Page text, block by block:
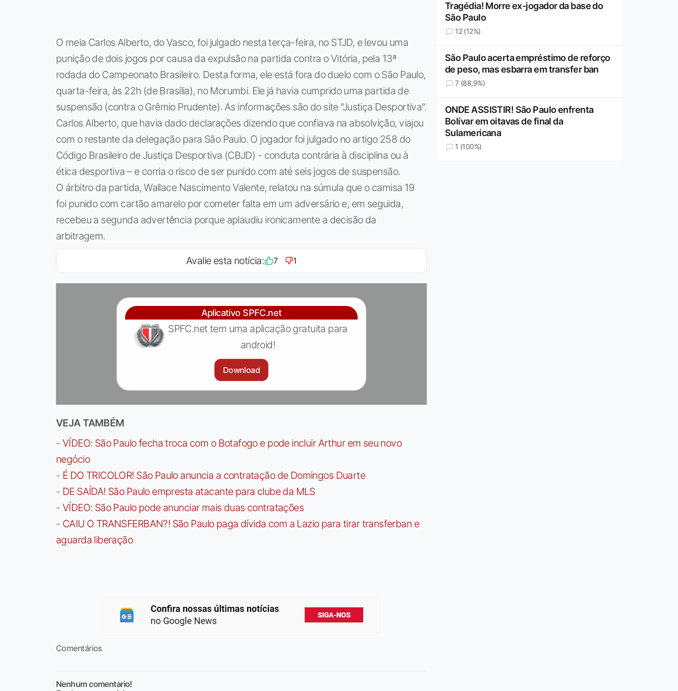
O meia Carlos Alberto, do Vasco, foi julgado nesta terça-feira, no STJD, e levou uma
punição de dois jogos por causa da expulsão na partida contra o Vitória, pela 13ª
rodada do Campeonato Brasileiro. Desta forma, ele está fora do duelo com o São Paulo,
quarta-feira, às 22h (de Brasília), no Morumbi. Ele já havia cumprido uma partida de
suspensão (contra o Grêmio Prudente). As informações são do site "Justiça Desportiva".
Carlos Alberto, que havia dado declarações dizendo que confiava na absolvição, viajou
com o restante da delegação para São Paulo. O jogador foi julgado no artigo 258 do
Código Brasileiro de Justiça Desportiva (CBJD) - conduta contrária à disciplina ou à
ética desportiva – e corria o risco de ser punido com até seis jogos de suspensão.
O árbitro da partida, Wallace Nascimento Valente, relatou na súmula que o camisa 19
foi punido com cartão amarelo por cometer falta em um adversário e, em seguida,
recebeu a segunda advertência porque aplaudiu ironicamente a decisão da
arbitragem.
Avalie esta notícia: 7 1
Aplicativo SPFC.net
SPFC.net tem uma aplicação gratuita para
android!
Download
VEJA TAMBÉM
- VÍDEO: São Paulo fecha troca com o Botafogo e pode incluir Arthur em seu novo
negócio
- É DO TRICOLOR! São Paulo anuncia a contratação de Domingos Duarte
- DE SAÍDA! São Paulo empresta atacante para clube da MLS
- VÍDEO: São Paulo pode anunciar mais duas contratações
- CAIU O TRANSFERBAN?! São Paulo paga dívida com a Lazio para tirar transferban e
aguarda liberação
Comentários
Nenhum comentario!
Tragédia! Morre ex-jogador da base do
São Paulo
12 (12%)
São Paulo acerta empréstimo de reforço
de peso, mas esbarra em transfer ban
7 (88,9%)
ONDE ASSISTIR! São Paulo enfrenta
Bolívar em oitavas de final da
Sulamericana
1 (100%)